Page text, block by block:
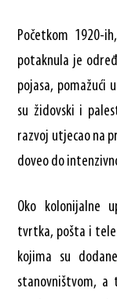
Početkom 1920-
potaknula je
pojasa, pomažući
su židovski i
razvoj utjecao na
doveo do
Oko kolonijalne
tvrtka, pošta i
kojima su
stanovništvom, a